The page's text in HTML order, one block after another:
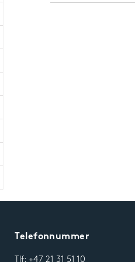
Telefonnummer
Tlf: +47 21 31 51 10